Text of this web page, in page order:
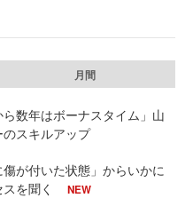
月間
ら数年はボーナスタイム」山
スキルアップ
が付いた状態」からいかに
を聞く
NEW